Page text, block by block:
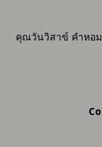
คุณวันวิสาข์ คำหอม